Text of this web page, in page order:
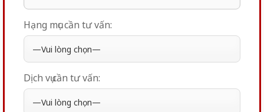
Hạng mục cần tư vấn:
Dịch vụ cần tư vấn: